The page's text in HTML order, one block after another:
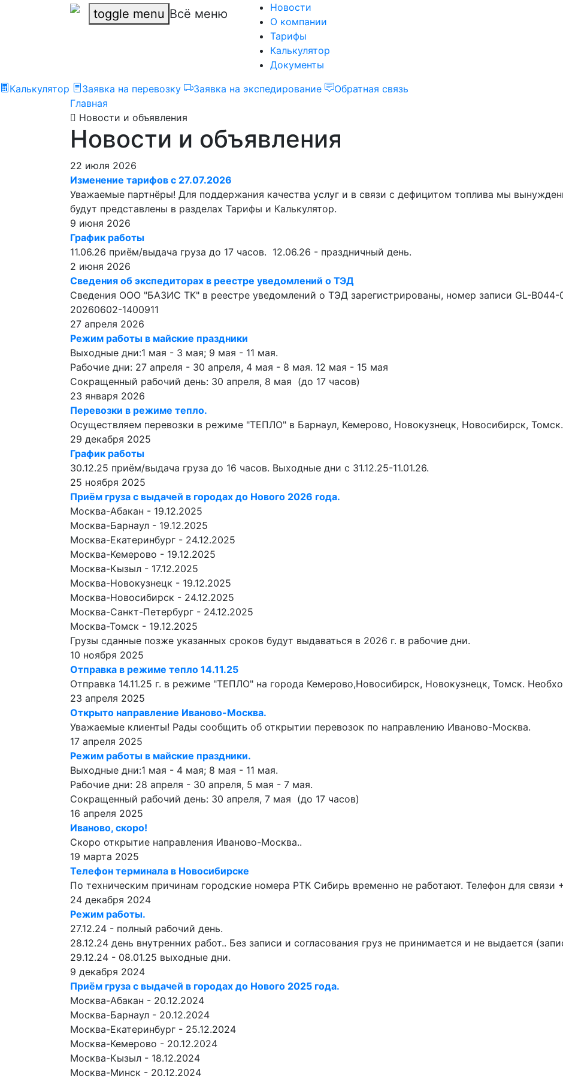
toggle menu Всё меню
Новости
О компании
Тарифы
Калькулятор
Документы
Калькулятор
Заявка на перевозку Заявка на экспедирование
Обратная связь
Главная
Новости и объявления
Новости и объявления
22 июля 2026
Изменение тарифов с 27.07.2026
Уважаемые партнёры! Для поддержания качества услуг и в связи с дефицитом топлива мы
будут представлены в разделах Тарифы и Калькулятор.
9 июня 2026
График работы
11.06.26 приём/выдача груза до 17 часов. 12.06.26 - праздничный день.
2 июня 2026
Сведения об экспедиторах в реестре уведомлений о ТЭД
Сведения ООО "БАЗИС ТК" в реестре уведомлений о ТЭД зарегистрированы, номер записи GL-
20260602-1400911
27 апреля 2026
Режим работы в майские праздники
Выходные дни:1 мая - 3 мая; 9 мая - 11 мая.
Рабочие дни: 27 апреля - 30 апреля, 4 мая - 8 мая. 12 мая - 15 мая
Сокращенный рабочий день: 30 апреля, 8 мая (до 17 часов)
23 января 2026
Перевозки в режиме тепло.
Осуществляем перевозки в режиме "ТЕПЛО" в Барнаул, Кемерово, Новокузнецк, Новосибирск,
29 декабря 2025
График работы
30.12.25 приём/выдача груза до 16 часов. Выходные дни с 31.12.25-11.01.26.
25 ноября 2025
Приём груза с выдачей в городах до Нового 2026 года.
Москва-Абакан - 19.12.2025
Москва-Барнаул - 19.12.2025
Москва-Екатеринбург - 24.12.2025
Москва-Кемерово - 19.12.2025
Москва-Кызыл - 17.12.2025
Москва-Новокузнецк - 19.12.2025
Москва-Новосибирск - 24.12.2025
Москва-Санкт-Петербург - 24.12.2025
Москва-Томск - 19.12.2025
Грузы сданные позже указанных сроков будут выдаваться в 2026 г. в рабочие дни.
10 ноября 2025
Отправка в режиме тепло 14.11.25
Отправка 14.11.25 г. в режиме "ТЕПЛО" на города Кемерово,Новосибирск, Новокузнецк, Томск.
23 апреля 2025
Открыто направление Иваново-Москва.
Уважаемые клиенты! Рады сообщить об открытии перевозок по направлению Иваново-Москва.
17 апреля 2025
Режим работы в майские праздники.
Выходные дни:1 мая - 4 мая; 8 мая - 11 мая.
Рабочие дни: 28 апреля - 30 апреля, 5 мая - 7 мая.
Сокращенный рабочий день: 30 апреля, 7 мая (до 17 часов)
16 апреля 2025
Иваново, скоро!
Скоро открытие направления Иваново-Москва..
19 марта 2025
Телефон терминала в Новосибирске
По техническим причинам городские номера РТК Сибирь временно не работают. Телефон для связи
24 декабря 2024
Режим работы.
27.12.24 - полный рабочий день.
28.12.24 день внутренних работ.. Без записи и согласования груз не принимается и не выдается
29.12.24 - 08.01.25 выходные дни.
9 декабря 2024
Приём груза с выдачей в городах до Нового 2025 года.
Москва-Абакан - 20.12.2024
Москва-Барнаул - 20.12.2024
Москва-Екатеринбург - 25.12.2024
Москва-Кемерово - 20.12.2024
Москва-Кызыл - 18.12.2024
Москва-Минск - 20.12.2024